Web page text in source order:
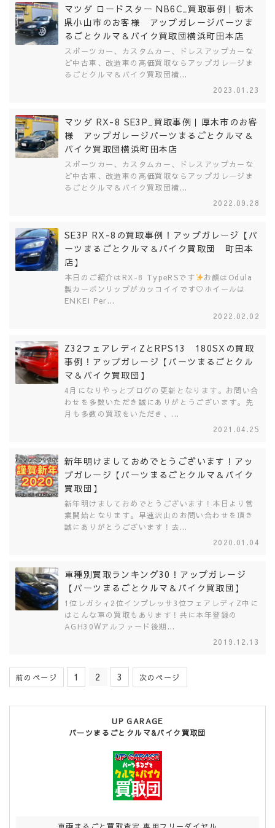
マツダ ロードスター NB6C_買取事例｜栃木
県小山市のお客様 アップガレージパーツま
るごとクルマ＆バイク買取団横浜町田本店
スポーツカー、カスタムカー、ドレスアップカーな
ど中古車、改造車の高価買取ならアップガレージま
るごとクルマ＆バイク買取団横...
2023.01.23
マツダ RX-8 SE3P_買取事例｜厚木市のお客
様 アップガレージパーツまるごとクルマ＆
バイク買取団横浜町田本店
スポーツカー、カスタムカー、ドレスアップカーな
ど中古車、改造車の高価買取ならアップガレージま
るごとクルマ＆バイク買取団横...
2022.09.28
SE3P RX-8の買取事例！アップガレージ【パ
ーツまるごとクルマ＆バイク買取団 町田本
店】
本日のご紹介はRX-8 TypeRSです
お顔はOdula
製カーボンリップがカッコイイです♡ホイールは
ENKEI Per...
2022.02.02
Z32フェアレディZとRPS13 180SXの買取
事例！アップガレージ【パーツまるごとクル
マ＆バイク買取団】
4月になりやっとブログの更新となります。お問い合
わせを多数いただき誠にありがとうございます。先
月も多数の買取をいただき、...
2021.04.25
新年明けましておめでとうございます！アッ
プガレージ【パーツまるごとクルマ＆バイク
買取団】
新年明けましておめでとうございます！本日より営
業開始となります。早速沢山のお問い合わせを頂き
誠にありがとうございます！去...
2020.01.04
車種別買取ランキング30！アップガレージ
【パーツまるごとクルマ＆バイク買取団】
1位レガシィ2位インプレッサ3位フェアレディZ中に
はこんな車の買取もあります！共に本年登録の
AGH30Wアルファード後期...
2019.12.13
前のページ 1 2 3 次のページ
UP GARAGE
パーツまるごとクルマ&バイク買取団